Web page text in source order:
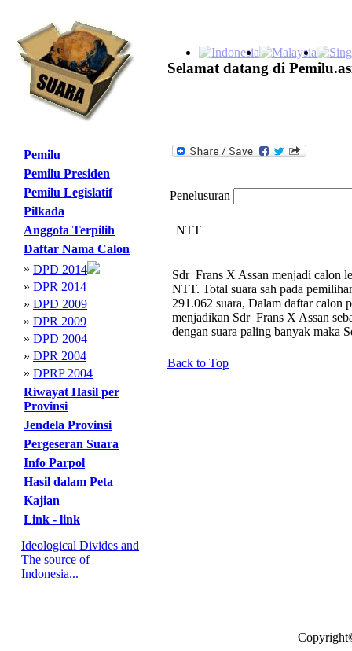
Selamat datang di
Pemilu
Pemilu Presiden
Pemilu Legislatif
Pilkada
Anggota Terpilih
Daftar Nama Calon
» DPD 2014
» DPR 2014
» DPD 2009
» DPR 2009
» DPD 2004
» DPR 2004
» DPRP 2004
Riwayat Hasil per
Provinsi
Jendela Provinsi
Pergeseran Suara
Info Parpol
Hasil dalam Peta
Kajian
Link - link
Ideological Divides and
The source of
Indonesia...
Penelusuran
NTT
Sdr Frans X Assan menjadi calon
NTT. Total suara sah pada
291.062 suara, Dalam daftar calon
menjadikan Sdr Frans X Assan
dengan suara paling banyak maka
Back to Top